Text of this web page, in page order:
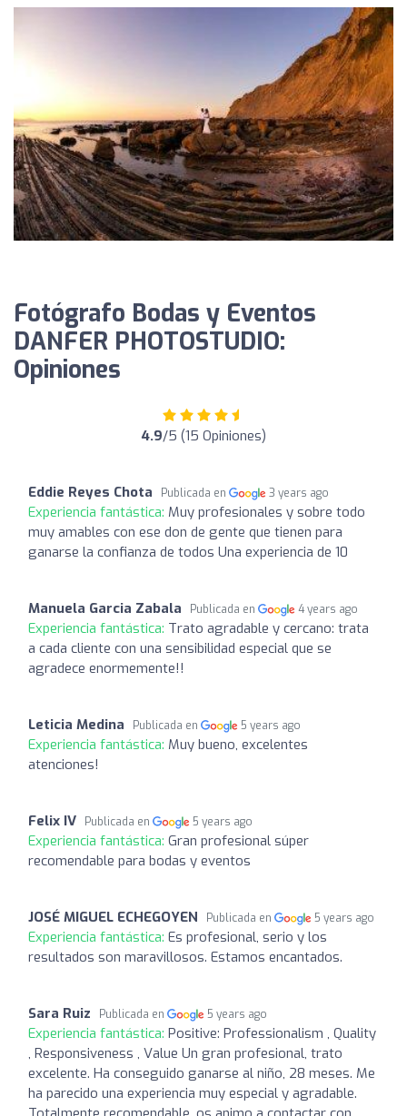
Fotógrafo Bodas y Eventos
DANFER PHOTOSTUDIO:
Opiniones
4.9/5 (15 Opiniones)
Eddie Reyes Chota Publicada en 3 years ago
Experiencia fantástica: Muy profesionales y sobre todo
muy amables con ese don de gente que tienen para
ganarse la confianza de todos Una experiencia de 10
Manuela Garcia Zabala Publicada en 4 years ago
Experiencia fantástica: Trato agradable y cercano: trata
a cada cliente con una sensibilidad especial que se
agradece enormemente!!
Leticia Medina Publicada en 5 years ago
Experiencia fantástica: Muy bueno, excelentes
atenciones!
Felix IV Publicada en 5 years ago
Experiencia fantástica: Gran profesional súper
recomendable para bodas y eventos
JOSÉ MIGUEL ECHEGOYEN Publicada en 5 years ago
Experiencia fantástica: Es profesional, serio y los
resultados son maravillosos. Estamos encantados.
Sara Ruiz Publicada en 5 years ago
Experiencia fantástica: Positive: Professionalism , Quality
, Responsiveness , Value Un gran profesional, trato
excelente. Ha conseguido ganarse al niño, 28 meses. Me
ha parecido una experiencia muy especial y agradable.